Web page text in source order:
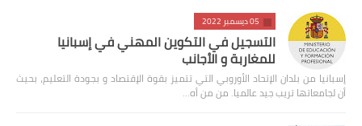
05 ديسمبر 2022
التسجيل في التكوين المهني في إسبانيا
للمغاربة و الأجانب
إسبانيا من بلدان الإتحاد الأوروبي التي تتميز بقوة الإقتصاد و بجودة التعليم، بحيث
أن لجامعاتها تريب جيد عالميا. من من أه…